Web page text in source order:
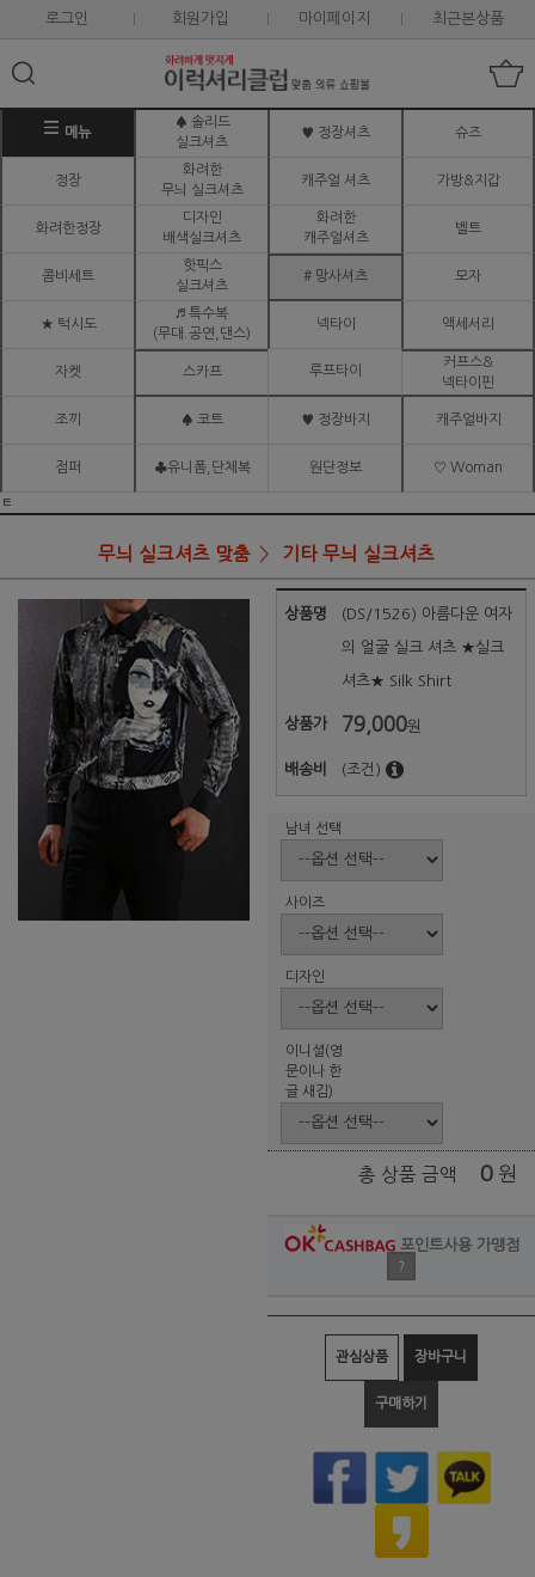
로그인 회원가입 마이페이지 최근본상품
메뉴
♠ 솔리드
실크셔츠
♥ 정장셔츠 슈즈
정장
화려한
무늬 실크셔츠
캐주얼 셔츠 가방&지갑
화려한정장
디자인
배색실크셔츠
화려한
캐주얼셔츠
벨트
콤비세트
핫픽스
실크셔츠
# 망사셔츠 모자
★ 턱시도
♬ 특수복
(무대.공연,댄스)
넥타이 액세서리
자켓 스카프 루프타이
커프스&
넥타이핀
조끼 ♠ 코트 ♥ 정장바지 캐주얼바지
점퍼 ♣유니폼,단체복 원단정보 ♡ Woman
ㅌ
무늬 실크셔츠 맞춤 기타 무늬 실크셔츠
상품명 (DS/1526) 아름다운 여자
의 얼굴 실크 셔츠 ★실크
셔츠★ Silk Shirt
상품가 79,000원
배송비 (조건)
남녀 선택
사이즈
디자인
이니셜(영
문이나 한
글 새김)
총 상품 금액 0 원
포인트사용 가맹점
?
관심상품 장바구니
구매하기